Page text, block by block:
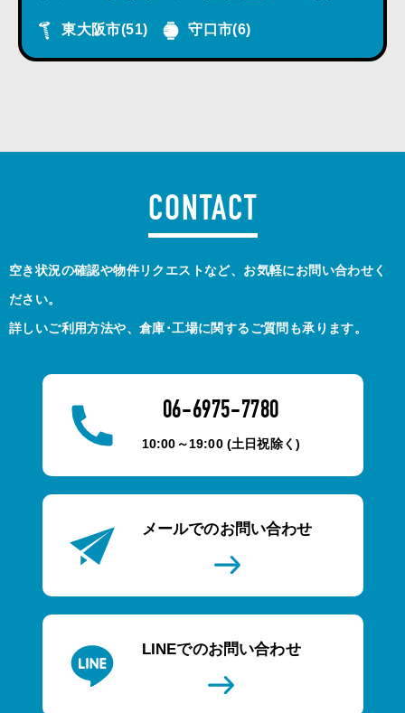
東大阪市(51) 守口市(6)
CONTACT
空き状況の確認や物件リクエストなど、お気軽にお問い合わせく
ださい。
詳しいご利用方法や、倉庫･工場に関するご質問も承ります。
06-6975-7780
10:00～19:00 (土日祝除く)
メールでのお問い合わせ
LINEでのお問い合わせ